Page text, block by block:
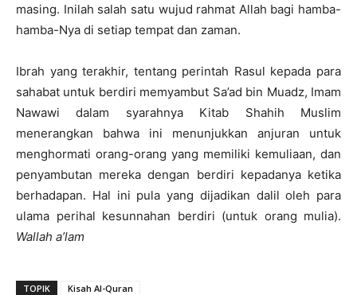
masing. Inilah salah satu wujud rahmat Allah bagi hamba-
hamba-Nya di setiap tempat dan zaman.
Ibrah yang terakhir, tentang perintah Rasul kepada para
sahabat untuk berdiri memyambut Sa’ad bin Muadz, Imam
Nawawi dalam syarahnya Kitab Shahih Muslim
menerangkan bahwa ini menunjukkan anjuran untuk
menghormati orang-orang yang memiliki kemuliaan, dan
penyambutan mereka dengan berdiri kepadanya ketika
berhadapan. Hal ini pula yang dijadikan dalil oleh para
ulama perihal kesunnahan berdiri (untuk orang mulia).
Wallah a’lam
TOPIK
Kisah Al-Quran